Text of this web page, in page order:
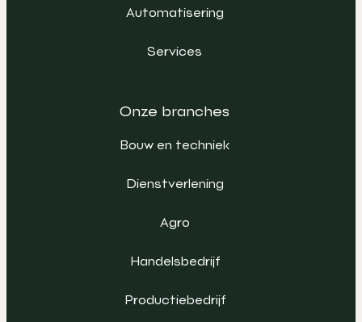
Automatisering
Services
Onze branches
Bouw en techniek
Dienstverlening
Agro
Handelsbedrijf
Productiebedrijf